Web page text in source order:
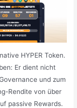
HYPER Token.
Er dient nicht
und zum
Rendite von über
passive Rewards.